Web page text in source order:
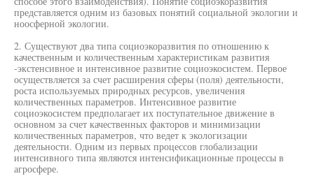
представляется одним из базовых понятий социальной экологии и
ноосферной экологии.
2. Существуют два типа социоэкоразвития по отношению к
качественным и количественным характеристикам развития
-экстенсивное и интенсивное развитие социоэкосистем. Первое
осуществляется за счет расширения сферы (поля) деятельности,
роста используемых природных ресурсов, увеличения
количественных параметров. Интенсивное развитие
социоэкосистем предполагает их поступательное движение в
основном за счет качественных факторов и минимизации
количественных параметров, что ведет к экологизации
деятельности. Одним из первых процессов глобализации
интенсивного типа являются интенсификационные процессы в
агросфере.